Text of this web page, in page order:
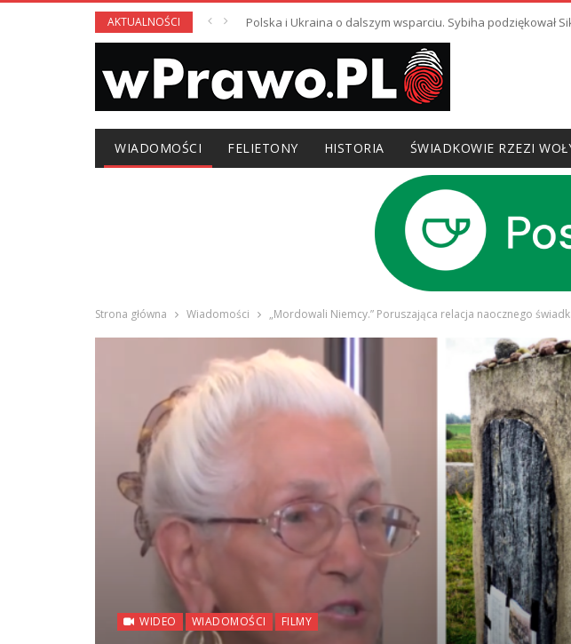
AKTUALNOŚCI Polska i Ukraina o dalszym wsparciu. Sybiha podziękował
WIADOMOŚCI FELIETONY HISTORIA ŚWIADKOWIE RZEZI
Strona główna Wiadomości „Mordowali Niemcy.” Poruszająca relacja naocznego
WIDEO WIADOMOŚCI FILMY